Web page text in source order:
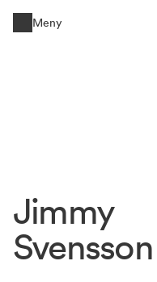
Meny
Jimmy
Svensson